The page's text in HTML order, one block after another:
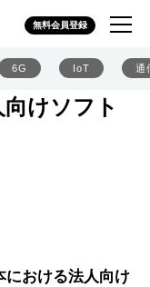
無料会員登録
6G IoT 通
けソフト
における法人向け